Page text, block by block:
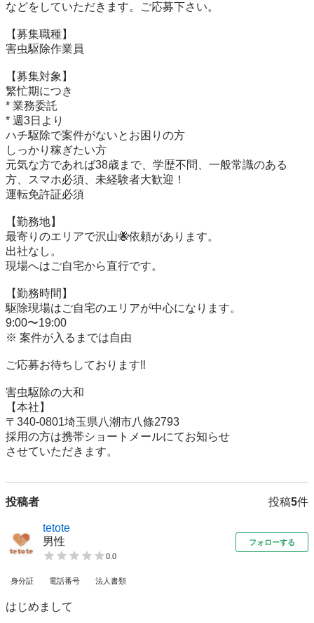
などをしていただきます。ご応募下さい。
【募集職種】
害虫駆除作業員
【募集対象】
繁忙期につき
* 業務委託
* 週3日より
ハチ駆除で案件がないとお困りの方
しっかり稼ぎたい方
元気な方であれば38歳まで、学歴不問、一般常識のある
方、スマホ必須、未経験者大歓迎！
運転免許証必須
【勤務地】
最寄りのエリアで沢山🐝依頼があります。
出社なし。
現場へはご自宅から直行です。
【勤務時間】
駆除現場はご自宅のエリアが中心になります。
9:00〜19:00
※ 案件が入るまでは自由
ご応募お待ちしております‼️
害虫駆除の大和
【本社】
〒340-0801埼玉県八潮市八條2793
採用の方は携帯ショートメールにてお知らせ
させていただきます。
投稿者 投稿5件
tetote
男性
0.0
フォローする
身分証 電話番号 法人書類
はじめまして